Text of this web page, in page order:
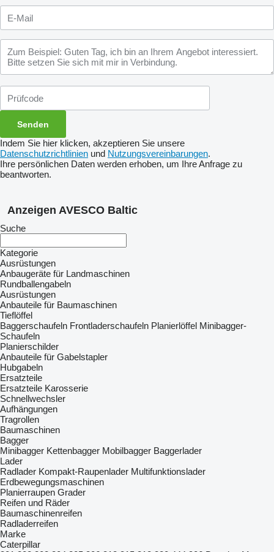
Indem Sie hier klicken, akzeptieren Sie unsere
Datenschutzrichtlinien und Nutzungsvereinbarungen.
Ihre persönlichen Daten werden erhoben, um Ihre Anfrage zu
beantworten.
Anzeigen AVESCO Baltic
Suche
Kategorie
Ausrüstungen
Anbaugeräte für Landmaschinen
Rundballengabeln
Ausrüstungen
Anbauteile für Baumaschinen
Tieflöffel
Baggerschaufeln Frontladerschaufeln Planierlöffel Minibagger-
Schaufeln
Planierschilder
Anbauteile für Gabelstapler
Hubgabeln
Ersatzteile
Ersatzteile Karosserie
Schnellwechsler
Aufhängungen
Tragrollen
Baumaschinen
Bagger
Minibagger Kettenbagger Mobilbagger Baggerlader
Lader
Radlader Kompakt-Raupenlader Multifunktionslader
Erdbewegungsmaschinen
Planierraupen Grader
Reifen und Räder
Baumaschinenreifen
Radladerreifen
Marke
Caterpillar